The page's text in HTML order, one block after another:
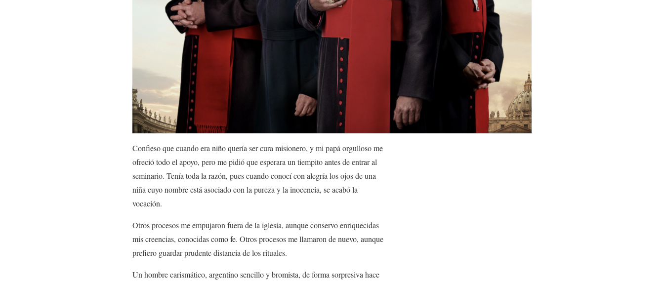
Confieso que cuando era niño quería ser cura misionero, y mi papá orgulloso me
ofreció todo el apoyo, pero me pidió que esperara un tiempito antes de entrar al
seminario. Tenía toda la razón, pues cuando conocí con alegría los ojos de una
niña cuyo nombre está asociado con la pureza y la inocencia, se acabó la
vocación.
Otros procesos me empujaron fuera de la iglesia, aunque conservo enriquecidas
mis creencias, conocidas como fe. Otros procesos me llamaron de nuevo, aunque
prefiero guardar prudente distancia de los rituales.
Un hombre carismático, argentino sencillo y bromista, de forma sorpresiva hace